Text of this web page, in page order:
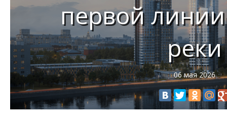
первой
реки
06 мая 2026